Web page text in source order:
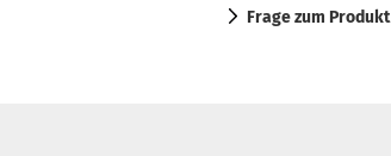
Frage zum Produkt